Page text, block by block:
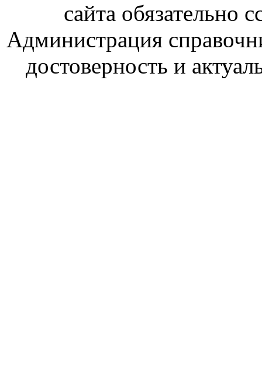
сайта обязательно
Администрация
достоверность и